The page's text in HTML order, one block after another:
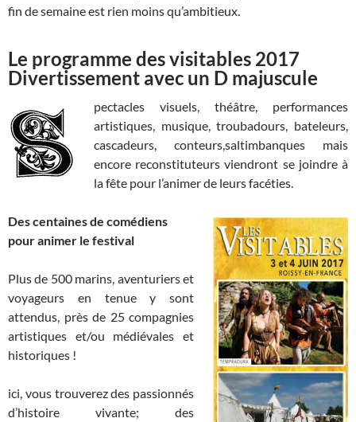
fin de semaine est rien moins qu’ambitieux.
Le programme des visitables 2017
Divertissement avec un D majuscule
pectacles visuels, théâtre, performances
artistiques, musique, troubadours, bateleurs,
cascadeurs, conteurs,saltimbanques mais
encore reconstituteurs viendront se joindre à
la fête pour l’animer de leurs facéties.
Des centaines de comédiens
pour animer le festival
Plus de 500 marins, aventuriers et
voyageurs en tenue y sont
attendus, près de 25 compagnies
artistiques et/ou médiévales et
historiques !
ici, vous trouverez des passionnés
d’histoire vivante; des